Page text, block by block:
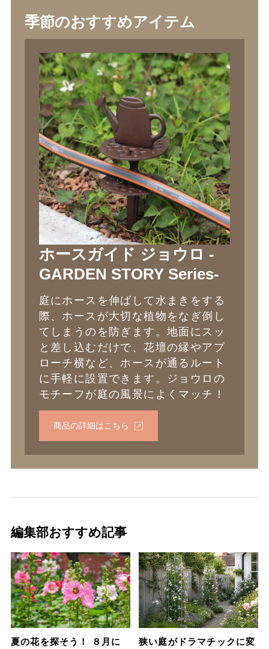
季節のおすすめアイテム
ホースガイド ジョウロ -
GARDEN STORY Series-
庭にホースを伸ばして水まきをする
際、ホースが大切な植物をなぎ倒し
てしまうのを防ぎます。地面にスッ
と差し込むだけで、花壇の縁やアプ
ローチ横など、ホースが通るルート
に手軽に設置できます。ジョウロの
モチーフが庭の風景によくマッチ！
商品の詳細はこちら
編集部おすすめ記事
夏の花を探そう！ ８月に
狭い庭がドラマチックに変